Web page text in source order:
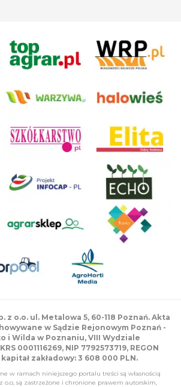
z o.o. ul. Metalowa 5, 60-118 Poznań. Akta
w Sądzie Rejonowym Poznań -
i Wilda w Poznaniu, VIII Wydziale
0001116269, NIP 7792573719, REGON
kapitał zakładowy: 3 608 000 PLN.
w ramach niniejszego portalu treści są własnością
o.o, są zastrzeżone i chronione prawem autorskim,